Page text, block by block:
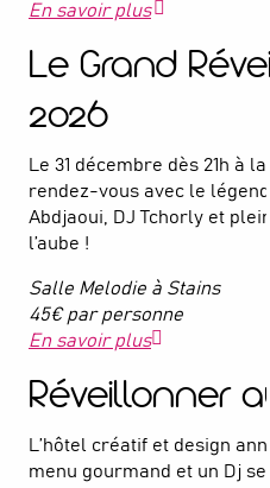
En savoir plus
Le Grand
2026
Le 31 décembre dès 21h à
rendez-vous avec le
Abdjaoui, DJ Tchorly et
l’aube !
Salle Melodie à Stains
45€ par personne
En savoir plus
Réveillonner
L’hôtel créatif et design
menu gourmand et un Dj